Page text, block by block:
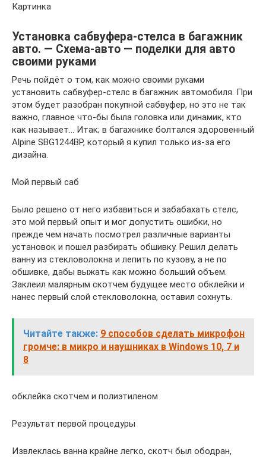
Картинка
Установка сабвуфера-стелса в багажник
авто. — Схема-авто — поделки для авто
своими руками
Речь пойдёт о том, как можно своими руками
установить сабвуфер-стелс в багажник автомобиля. При
этом будет разобран покупной сабвуфер, но это не так
важно, главное что-бы была головка или динамик, кто
как называет… Итак; в багажнике болтался здоровенный
Alpine SBG1244BP, который я купил только из-за его
дизайна.
Мой первый саб
Было решено от него избавиться и забабахать стелс,
это мой первый опыт и мог допустить ошибки, но
прежде чем начать посмотрел различные варианты
установок и пошел разбирать обшивку. Решил делать
ванну из стекловолокна и лепить по кузову, а не по
обшивке, дабы выжать как можно больший объем.
Заклеил малярным скотчем будущее место обклейки и
нанес первый слой стекловолокна, оставил сохнуть.
Читайте также: 9 способов сделать микрофон
громче: в микро и наушниках в Windows 10, 7 и
8
обклейка скотчем и полиэтиленом
Результат первой процедуры
Извлеклась ванна крайне легко, скотч был ободран,